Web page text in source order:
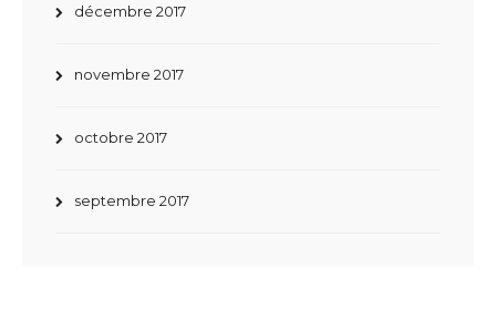
décembre 2017
novembre 2017
octobre 2017
septembre 2017